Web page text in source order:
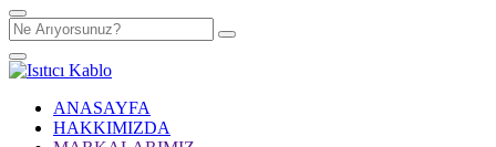
ANASAYFA
HAKKIMIZDA